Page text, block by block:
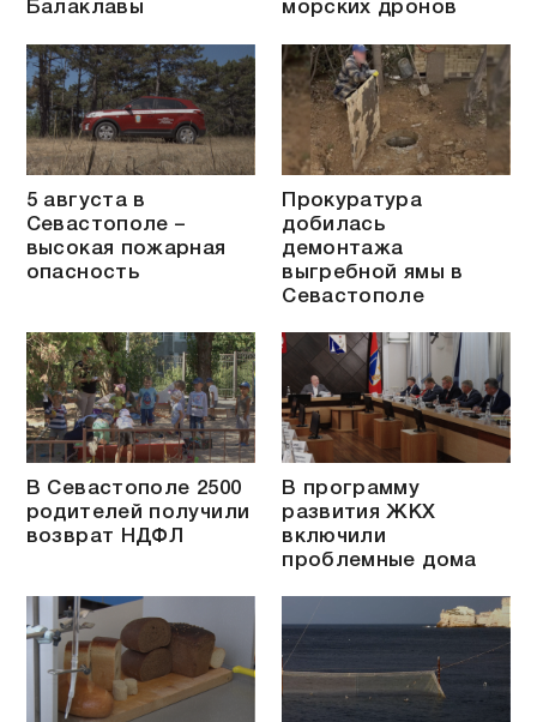
Балаклавы
морских дронов
5 августа в
Севастополе –
высокая пожарная
опасность
Прокуратура
добилась
демонтажа
выгребной ямы в
Севастополе
В Севастополе 2500
родителей получили
возврат НДФЛ
В программу
развития ЖКХ
включили
проблемные дома